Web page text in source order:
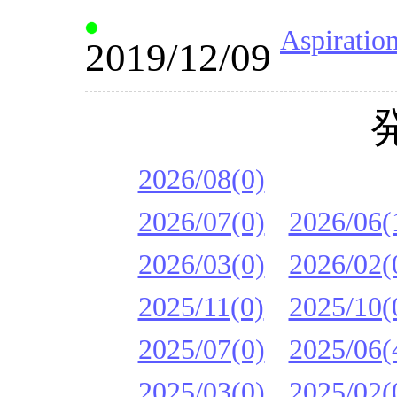
2019/12/09
2026/08(0)
2026/07(0)
2026/
2026/03(0)
2026/
2025/11(0)
2025/
2025/07(0)
2025/